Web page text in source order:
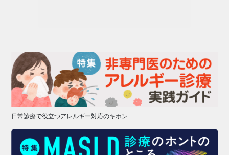
日常診療で役立つアレルギー対応のキホン